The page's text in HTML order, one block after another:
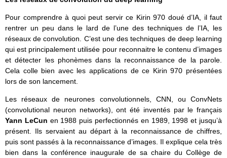
Pour comprendre à quoi peut servir ce Kirin 970 doué d’IA, il faut
rentrer un peu dans le lard de l’une des techniques de l’IA, les
réseaux de convolution. C’est une des techniques de deep learning
qui est principalement utilisée pour reconnaitre le contenu d’images
et détecter les phonèmes dans la reconnaissance de la parole.
Cela colle bien avec les applications de ce Kirin 970 présentées
lors de son lancement.
Les réseaux de neurones convolutionnels, CNN, ou ConvNets
(convolutional neuron networks), ont été inventés par le français
Yann LeCun en 1988 puis perfectionnés en 1989, 1998 et jusqu’à
présent. Ils servaient au départ à la reconnaissance de chiffres,
puis sont passés à la reconnaissance d’images. Il explique cela très
bien dans la conférence inaugurale de sa chaire du Collège de